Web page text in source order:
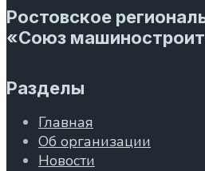
Ростовское
«Союз
Разделы
Главная
Об организации
Новости